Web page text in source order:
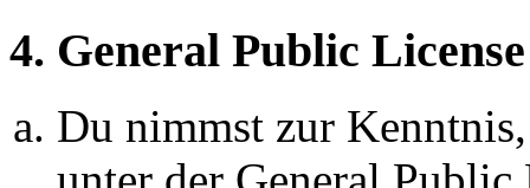
4. General Public License
Du nimmst zur